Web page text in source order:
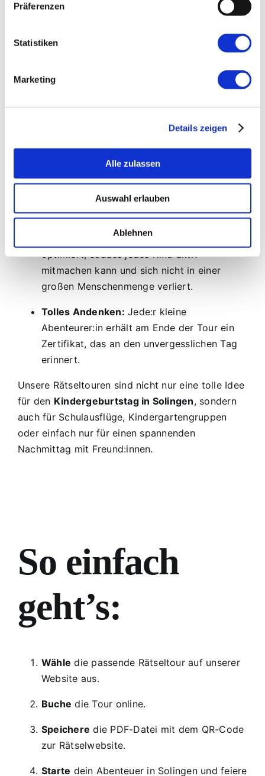
Präferenzen
Statistiken
Marketing
Details zeigen
Alle zulassen
Auswahl erlauben
Ablehnen
Vorbereitung, kein Aufräumen. Du buchst
benötigst nur ein voll geladenes
Smartphone und etwas Verpflegung. Den
Rest erledigen die Rätsel und die
Spaß und Bewegung:Die Kinder sind an
der frischen Luft und erleben die Natur auf
spielerische Weise, anstatt vor der Konsole
Für jedes Team:Ihr seid ganz unter euch!
Die Touren sind für kleine Gruppen
optimiert, sodass jedes Kind aktiv
mitmachen kann und sich nicht in einer
großen Menschenmenge verliert.
Tolles Andenken: Jede:r kleine
Abenteurer:in erhält am Ende der Tour ein
Zertifikat, das an den unvergesslichen Tag
erinnert.
Unsere Rätseltouren sind nicht nur eine tolle Idee
für den Kindergeburtstag in Solingen, sondern
auch für Schulausflüge, Kindergartengruppen
oder einfach nur für einen spannenden
Nachmittag mit Freund:innen.
So einfach
geht’s:
Wähle die passende Rätseltour auf unserer
Website aus.
Buche die Tour online.
Speichere die PDF-Datei mit dem QR-Code
zur Rätselwebsite.
Starte dein Abenteuer in Solingen und feiere